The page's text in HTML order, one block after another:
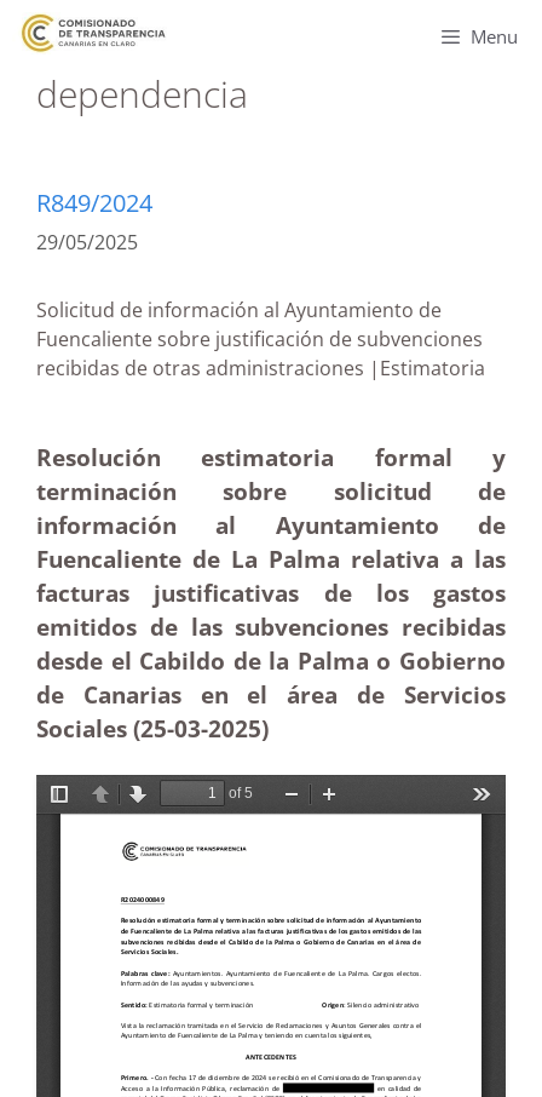
Menu
dependencia
R849/2024
29/05/2025
Solicitud de información al Ayuntamiento de
Fuencaliente sobre justificación de subvenciones
recibidas de otras administraciones |Estimatoria
Resolución estimatoria formal y
terminación sobre solicitud de
información al Ayuntamiento de
Fuencaliente de La Palma relativa a las
facturas justificativas de los gastos
emitidos de las subvenciones recibidas
desde el Cabildo de la Palma o Gobierno
de Canarias en el área de Servicios
Sociales (25-03-2025)